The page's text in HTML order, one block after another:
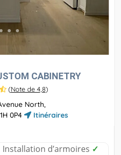
CABINETRY
(Note de 4,8)
North,
0P4
Itinéraires
Installation d’armoires ✓